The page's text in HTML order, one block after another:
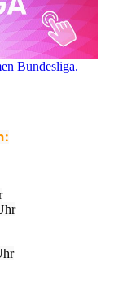
Bundesliga.